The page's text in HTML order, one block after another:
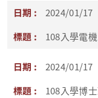
2024/01/17
108入學電
2024/01/17
108入學博